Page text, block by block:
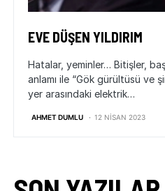
EVE DÜŞEN YILDIRIM
Hatalar, yeminler… Bitişler,
anlamı ile “Gök gürültüsü ve
yer arasındaki elektrik…
AHMET DUMLU 12 NISAN 2023